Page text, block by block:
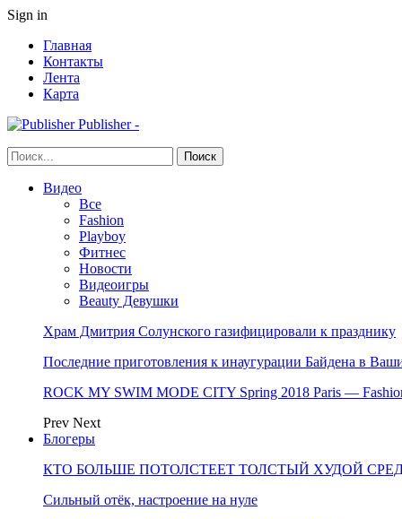
Sign in
Главная
Контакты
Лента
Карта
Publisher -
Видео
Все
Fashion
Playboy
Фитнес
Новости
Видеоигры
Beauty Девушки
Храм Дмитрия Солунского газифицировали к празднику
Последние приготовления к инаугурации Байдена в
ROCK MY SWIM MODE CITY Spring 2018 Paris —
Prev Next
Блогеры
КТО БОЛЬШЕ ПОТОЛСТЕЕТ ТОЛСТЫЙ ХУДОЙ
Сильный отёк, настроение на нуле